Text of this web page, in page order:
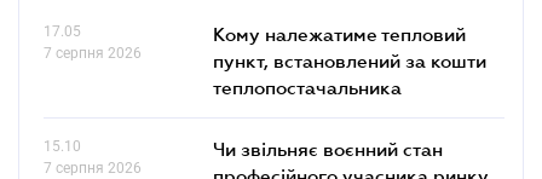
17.05
7 серпня 2026
Кому належатиме тепловий
пункт, встановлений за кошти
теплопостачальника
15.10
7 серпня 2026
Чи звільняє воєнний стан